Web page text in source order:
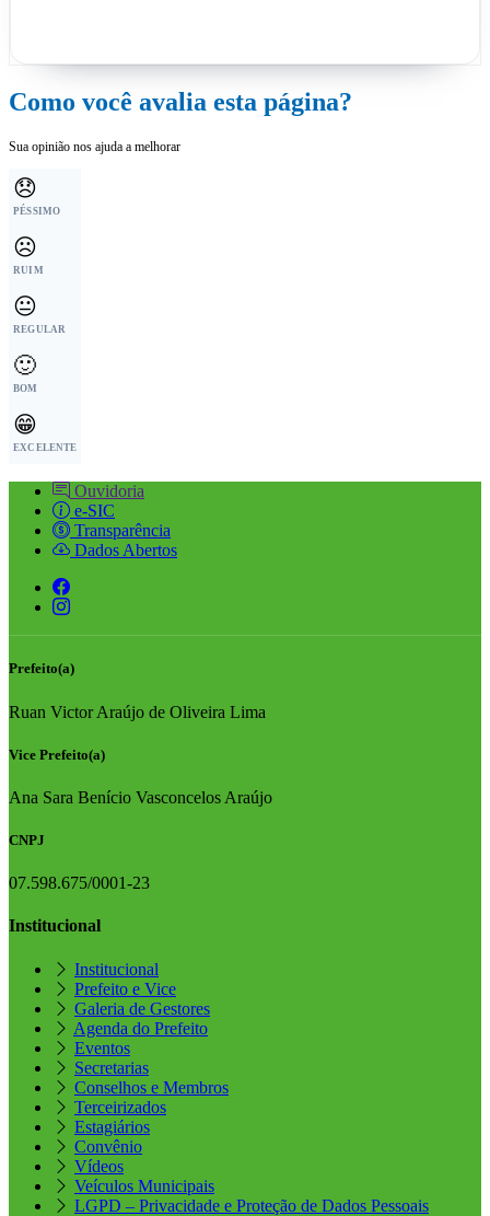
Como você avalia esta página?
Sua opinião nos ajuda a melhorar
😞
PÉSSIMO
☹️
RUIM
😐
REGULAR
🙂
BOM
😁
EXCELENTE
Ouvidoria
e-SIC
Transparência
Dados Abertos
Prefeito(a)
Ruan Victor Araújo de Oliveira Lima
Vice Prefeito(a)
Ana Sara Benício Vasconcelos Araújo
CNPJ
07.598.675/0001-23
Institucional
Institucional
Prefeito e Vice
Galeria de Gestores
Agenda do Prefeito
Eventos
Secretarias
Conselhos e Membros
Terceirizados
Estagiários
Convênio
Vídeos
Veículos Municipais
LGPD – Privacidade e Proteção de Dados Pessoais